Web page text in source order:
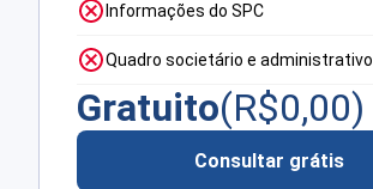
Informações do SPC
Quadro societário e administrativo
Gratuito(R$0,00)
Consultar grátis